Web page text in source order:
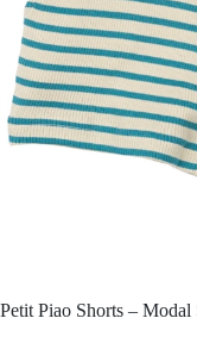
Petit Piao Shorts –